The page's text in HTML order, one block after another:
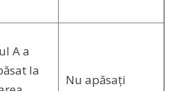
A a
la
Nu apăsați